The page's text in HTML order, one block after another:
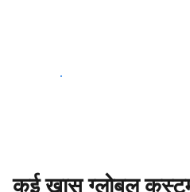
आज ही शुरू करें
कई खास ग्लोबल